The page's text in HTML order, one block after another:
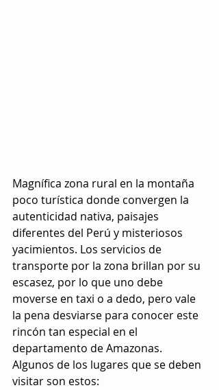
Magnífica zona rural en la montaña
poco turística donde convergen la
autenticidad nativa, paisajes
diferentes del Perú y misteriosos
yacimientos. Los servicios de
transporte por la zona brillan por su
escasez, por lo que uno debe
moverse en taxi o a dedo, pero vale
la pena desviarse para conocer este
rincón tan especial en el
departamento de Amazonas.
Algunos de los lugares que se deben
visitar son estos: